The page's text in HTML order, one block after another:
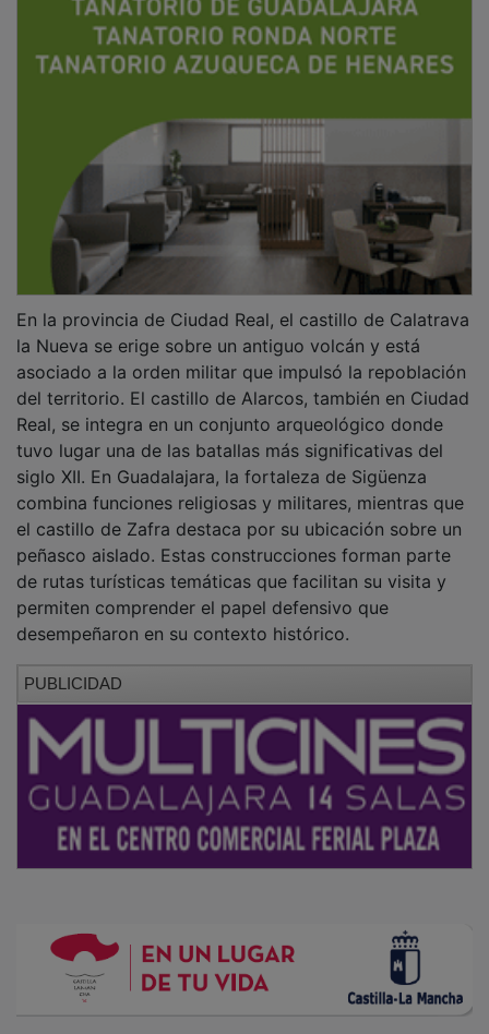
la Nueva se erige sobre un antiguo volcán y está
asociado a la orden militar que impulsó la repoblación
del territorio. El castillo de Alarcos, también en Ciudad
Real, se integra en un conjunto arqueológico donde
tuvo lugar una de las batallas más significativas del
siglo XII. En Guadalajara, la fortaleza de Sigüenza
combina funciones religiosas y militares, mientras que
el castillo de Zafra destaca por su ubicación sobre un
peñasco aislado. Estas construcciones forman parte
de rutas turísticas temáticas que facilitan su visita y
permiten comprender el papel defensivo que
desempeñaron en su contexto histórico.